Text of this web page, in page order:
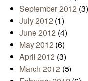
September 2012 (3)
July 2012 (1)
June 2012 (4)
May 2012 (6)
April 2012 (3)
March 2012 (5)